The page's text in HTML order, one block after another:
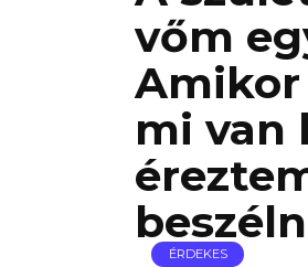
vőm
mi van
ÉRDEKES